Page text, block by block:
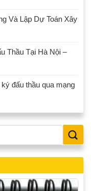
Và Lập Dự Toán Xây
Thầu Tại Hà Nội –
đấu thầu qua mạng